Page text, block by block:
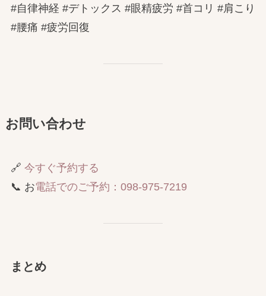
#自律神経 #デトックス #眼精疲労 #首コリ #肩こり
#腰痛 #疲労回復
お問い合わせ
🔗 今すぐ予約する
📞 お電話でのご予約：098-975-7219
まとめ